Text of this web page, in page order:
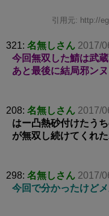
引用元: http://
321: 名無しさん 2017/
今回無双した鯖は武
あと最後に結局邪ン
208: 名無しさん 2017/
はー凸熱砂付けたう
が無双し続けてくれ
298: 名無しさん 2017/
今回で分かったけど